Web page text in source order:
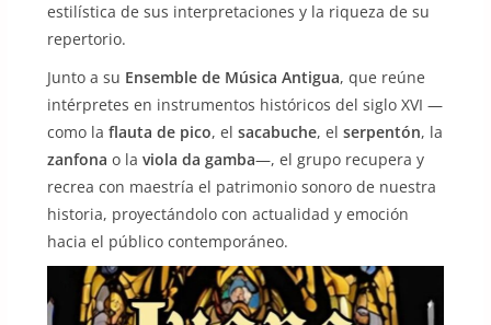
estilística de sus interpretaciones y la riqueza de su
repertorio.
Junto a su Ensemble de Música Antigua, que reúne
intérpretes en instrumentos históricos del siglo XVI —
como la flauta de pico, el sacabuche, el serpentón, la
zanfonа o la viola da gamba—, el grupo recupera y
recrea con maestría el patrimonio sonoro de nuestra
historia, proyectándolo con actualidad y emoción
hacia el público contemporáneo.